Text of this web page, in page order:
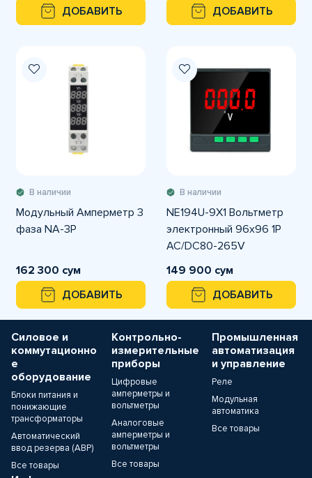
ДОБАВИТЬ
ДОБАВИТЬ
В наличии
Модульный Амперметр 3
фаза NA-3P
162 300 сум
ДОБАВИТЬ
В наличии
NE194U-9X1 Вольтметр
электронный 96x96 1P
AC/DC80-265V
однофазный
149 900 сум
ДОБАВИТЬ
Силовое и
коммутационно
е
оборудование
Блоки питания и
понижающие
трансформаторы
Автоматический
ввод резерва (АВР)
Все товары
Контрольно-
измерительные
приборы
Цифровые
амперметры и
вольтметры
Аналоговые
амперметры и
вольтметры
Все товары
Промышленная
автоматизация
и управление
Реле
Модульная
автоматика
Все товары